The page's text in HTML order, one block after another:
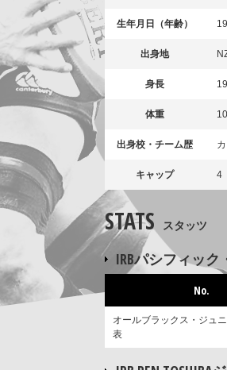
生年月日（年齢）
出身地
身長
体重
出身校・チーム歴
キャップ 4
STATS スタッツ
IRBパシフィッ
No.
オールブラックス・ジュ
表